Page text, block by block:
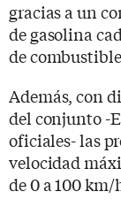
gracias a un
de gasolina
de
Además, con
del conjunto -
oficiales- las
velocidad
de 0 a 100 km/